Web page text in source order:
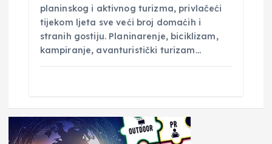
planinskog i aktivnog turizma, privlačeći
tijekom ljeta sve veći broj domaćih i
stranih gostiju. Planinarenje, biciklizam,
kampiranje, avanturistički turizam…